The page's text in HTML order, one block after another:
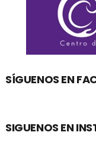
SÍGUENOS EN
SIGUENOS EN